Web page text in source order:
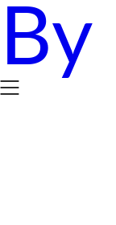
Skip
content